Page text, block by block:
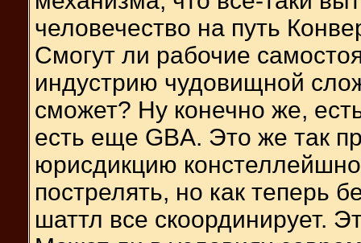
человечество на путь
Смогут ли рабочие
индустрию чудовищной
сможет? Ну конечно же,
есть еще GBA. Это же так
юрисдикцию
пострелять, но как теперь
шаттл все скоординирует.